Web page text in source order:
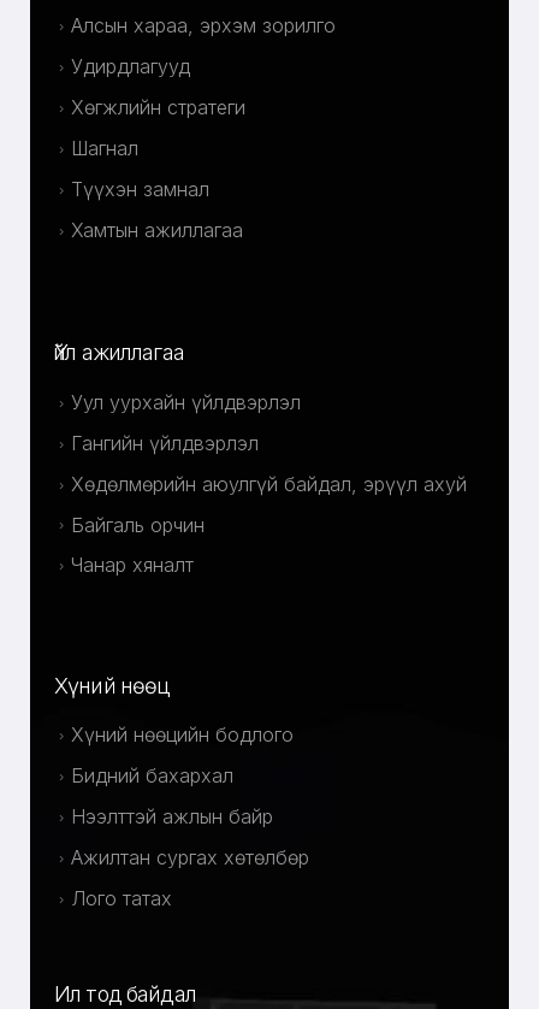
Алсын хараа, эрхэм зорилго
Удирдлагууд
Хөгжлийн стратеги
Шагнал
Түүхэн замнал
Хамтын ажиллагаа
Үйл ажиллагаа
Уул уурхайн үйлдвэрлэл
Гангийн үйлдвэрлэл
Хөдөлмөрийн аюулгүй байдал, эрүүл ахуй
Байгаль орчин
Чанар хяналт
Хүний нөөц
Хүний нөөцийн бодлого
Бидний бахархал
Нээлттэй ажлын байр
Ажилтан сургах хөтөлбөр
Лого татах
Ил тод байдал